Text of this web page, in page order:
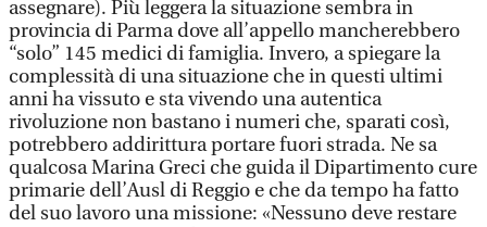
assegnare). Più leggera la situazione sembra in
provincia di Parma dove all’appello mancherebbero
“solo” 145 medici di famiglia. Invero, a spiegare la
complessità di una situazione che in questi ultimi
anni ha vissuto e sta vivendo una autentica
rivoluzione non bastano i numeri che, sparati così,
potrebbero addirittura portare fuori strada. Ne sa
qualcosa Marina Greci che guida il Dipartimento cure
primarie dell’Ausl di Reggio e che da tempo ha fatto
del suo lavoro una missione: «Nessuno deve restare